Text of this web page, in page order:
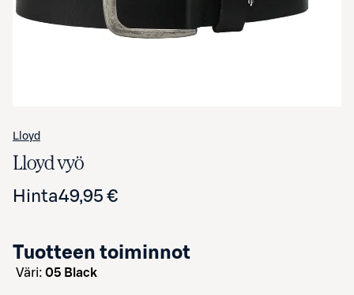
Lloyd
Lloyd vyö
Hinta49,95 €
Tuotteen toiminnot
väri: 05 Black